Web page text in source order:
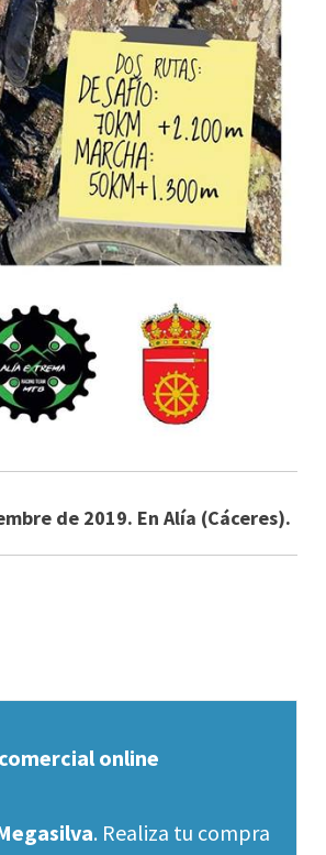
de 2019. En Alía (Cáceres).
online
. Realiza tu compra